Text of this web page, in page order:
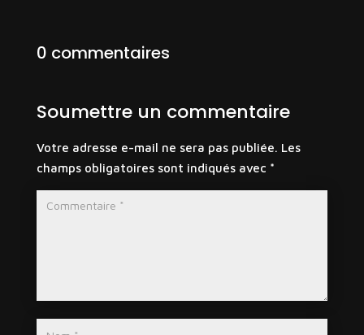
0 commentaires
Soumettre un commentaire
Votre adresse e-mail ne sera pas publiée. Les
champs obligatoires sont indiqués avec *